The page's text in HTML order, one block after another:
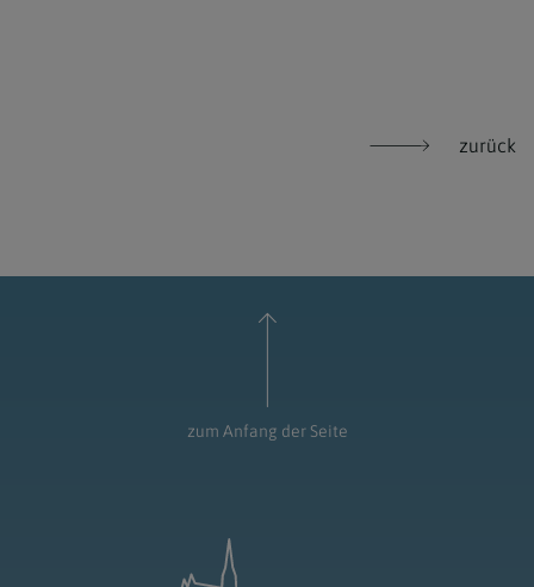
zurück
zum Anfang der Seite